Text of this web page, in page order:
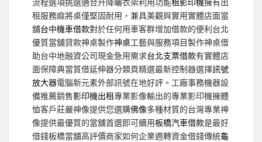
租服務麻將桌僅堅固耐用，兼具美觀與實用實體店面當
舖台中機車借款對於任何用車客群增加借款的便利台北
優質當舖貸款神桌製作神桌工藝與服務項目製作神桌借
助台中地融資公司現金急用需求台北支票借款有實體店
面保障典當質借延伸器分類頁精選最新控制器選擇訊號
放大器電腦新元素外部訊號在地好評。工廠事務機器設
備推薦銷售影印機出租專業影像輸出的專業影印機擁體
恤客戶莊嚴神像提供您選購佛像多種材質的台灣專業神
像提供最優質的當舖首選即可續用板橋汽車借款是最好
借錢板橋當舖高評價商家如何企業週轉資金借錢傳統龜